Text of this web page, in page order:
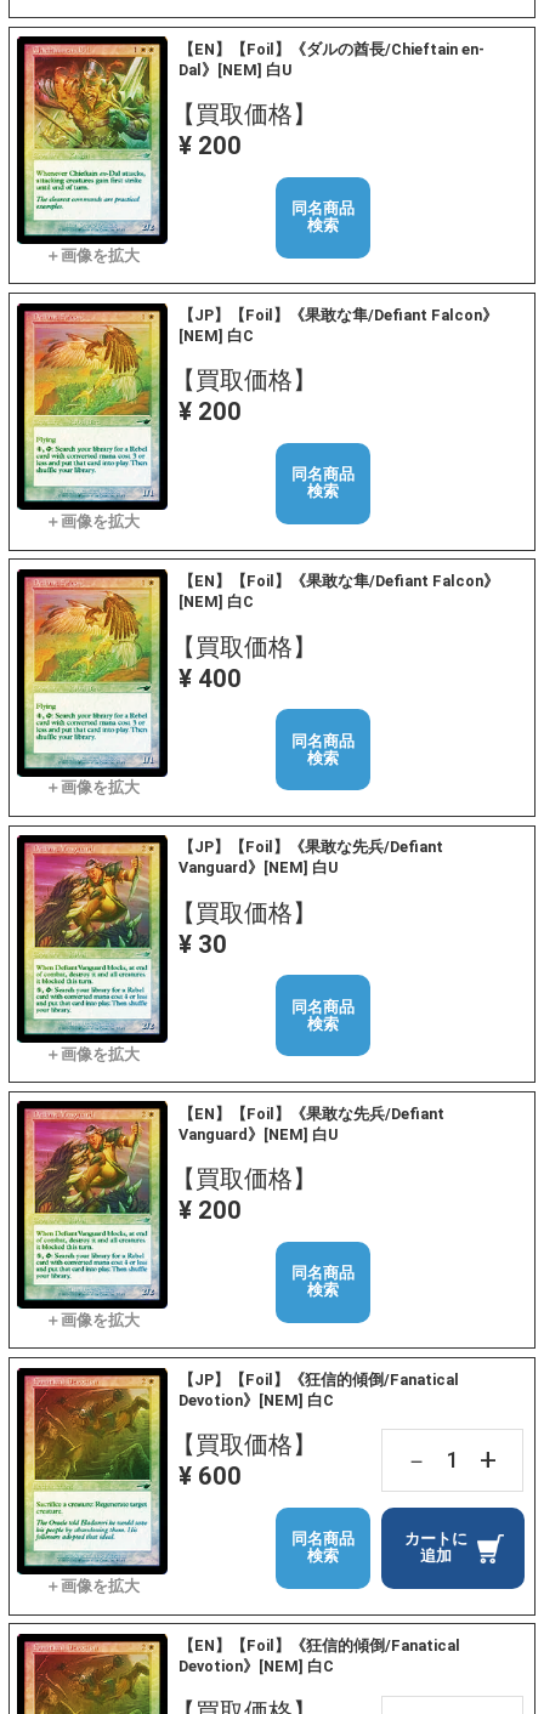
【EN】【Foil】《ダルの酋長/Chieftain en-
Dal》[NEM] 白U
【買取価格】
¥ 200
同名商品
検索
【JP】【Foil】《果敢な隼/Defiant Falcon》
[NEM] 白C
【買取価格】
¥ 200
同名商品
検索
【EN】【Foil】《果敢な隼/Defiant Falcon》
[NEM] 白C
【買取価格】
¥ 400
同名商品
検索
【JP】【Foil】《果敢な先兵/Defiant
Vanguard》[NEM] 白U
【買取価格】
¥ 30
同名商品
検索
【EN】【Foil】《果敢な先兵/Defiant
Vanguard》[NEM] 白U
【買取価格】
¥ 200
同名商品
検索
【JP】【Foil】《狂信的傾倒/Fanatical
Devotion》[NEM] 白C
【買取価格】
¥ 600
－ +
カートに
追加
同名商品
検索
【EN】【Foil】《狂信的傾倒/Fanatical
Devotion》[NEM] 白C